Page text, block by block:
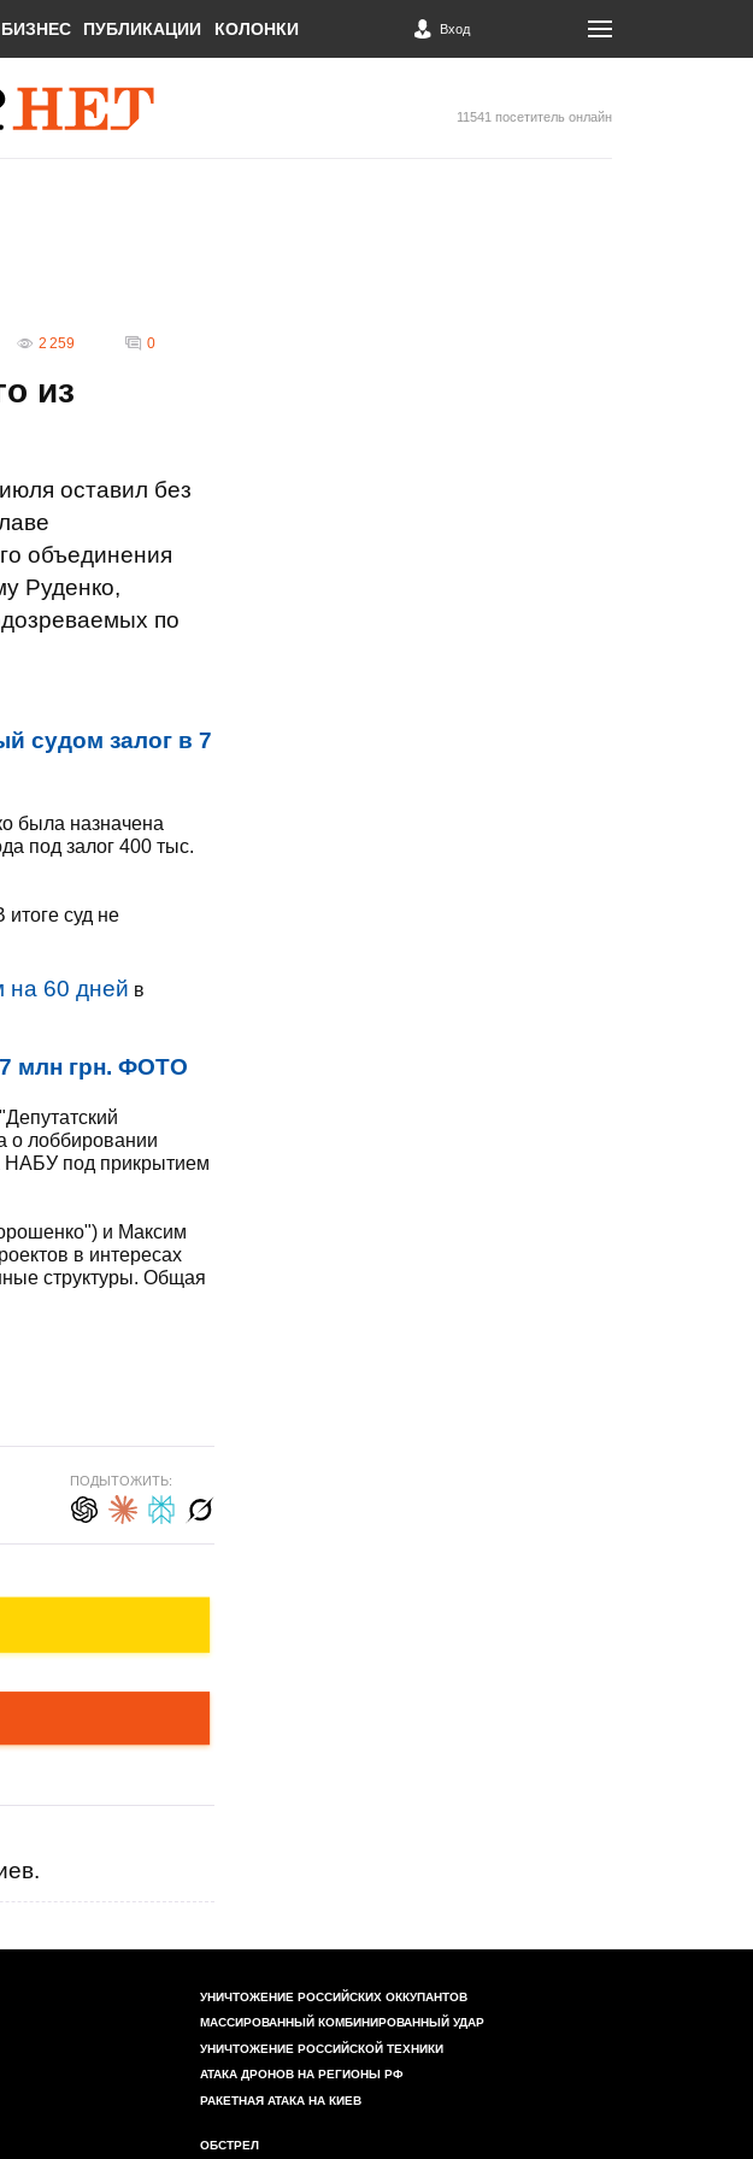
БИЗНЕС ПУБЛИКАЦИИ КОЛОНКИ Вход
11541 посетитель онлайн
2 259 0
из
оставил без
объединения
Руденко,
по
судом залог в 7
была назначена
под залог 400 тыс.
суд не
на 60 дней в
7 млн грн. ФОТО
о лоббировании
НАБУ под прикрытием
и Максим
в интересах
структуры. Общая
ПОДЫТОЖИТЬ:
УНИЧТОЖЕНИЕ РОССИЙСКИХ ОККУПАНТОВ
МАССИРОВАННЫЙ КОМБИНИРОВАННЫЙ УДАР
УНИЧТОЖЕНИЕ РОССИЙСКОЙ ТЕХНИКИ
АТАКА ДРОНОВ НА РЕГИОНЫ РФ
РАКЕТНАЯ АТАКА НА КИЕВ
ОБСТРЕЛ